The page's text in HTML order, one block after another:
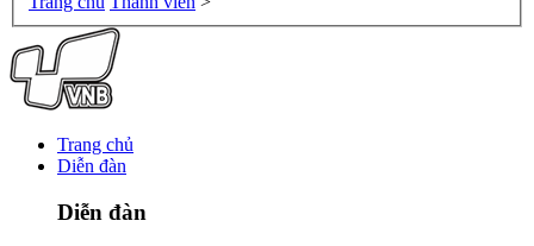
Trang chủ
Diễn đàn
Diễn đàn